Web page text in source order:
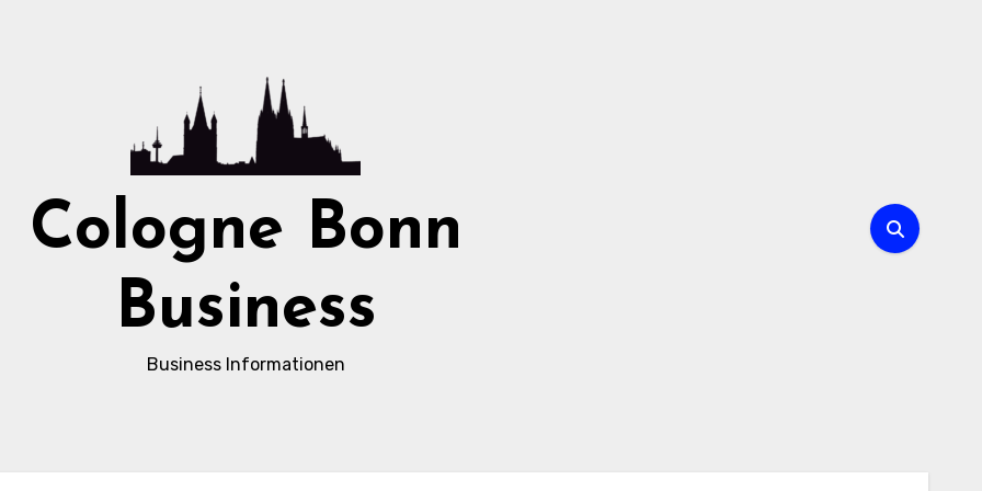
Cologne Bonn
Business
Business Informationen